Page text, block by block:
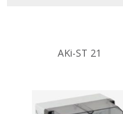
AKi-ST 21